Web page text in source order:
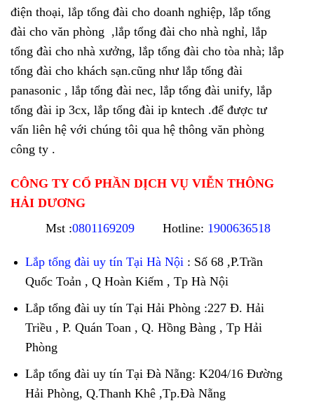
điện thoại, lắp tổng đài cho doanh nghiệp, lắp tổng
đài cho văn phòng ,lắp tổng đài cho nhà nghỉ, lắp
tổng đài cho nhà xưởng, lắp tổng đài cho tòa nhà; lắp
tổng đài cho khách sạn.cũng như lắp tổng đài
panasonic , lắp tổng đài nec, lắp tổng đài unify, lắp
tổng đài ip 3cx, lắp tổng đài ip kntech .để được tư
vấn liên hệ với chúng tôi qua hệ thông văn phòng
công ty .
CÔNG TY CỔ PHẦN DỊCH VỤ VIỄN THÔNG
HẢI DƯƠNG
Mst :0801169209 Hotline: 1900636518
Lắp tổng đài uy tín Tại Hà Nội: Số 68 ,P.Trần
Quốc Toản , Q Hoàn Kiếm , Tp Hà Nội
Lắp tổng đài uy tín Tại Hải Phòng :227 Đ. Hải
Triều , P. Quán Toan , Q. Hồng Bàng , Tp Hải
Phòng
Lắp tổng đài uy tín Tại Đà Nẵng: K204/16 Đường
Hải Phòng, Q.Thanh Khê ,Tp.Đà Nẵng